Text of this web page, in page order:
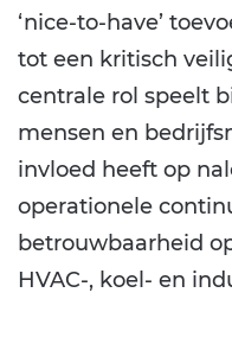
‘nice-to-have’
tot een kritisch
centrale rol speelt
mensen en
invloed heeft op
operationele
betrouwbaarheid
HVAC-, koel- en